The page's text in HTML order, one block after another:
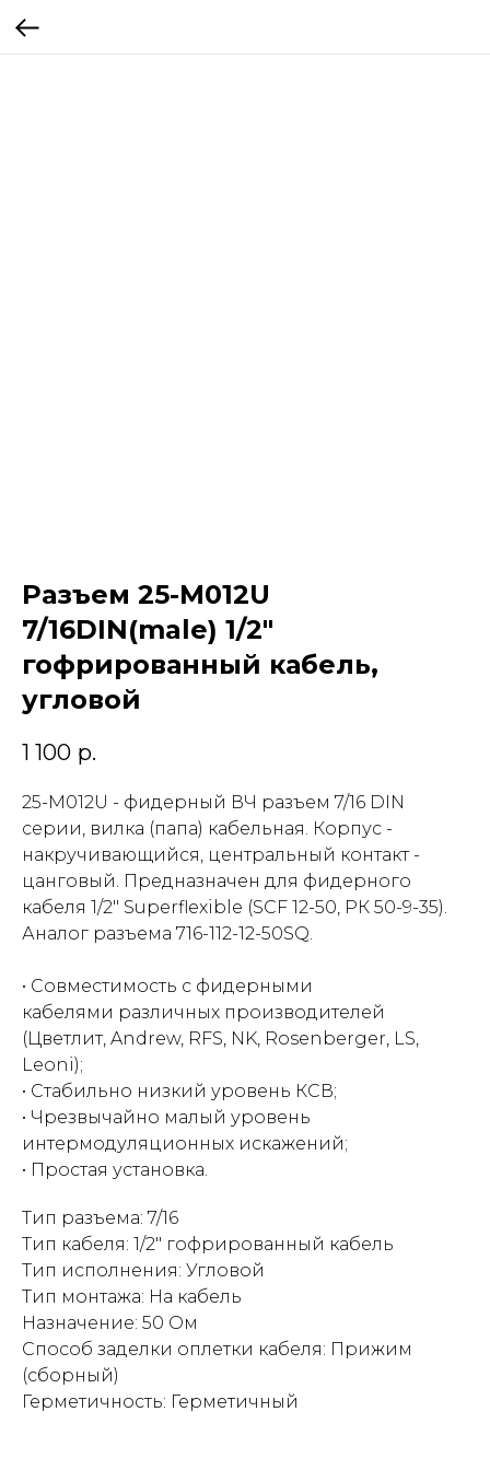
Разъем 25-M012U
7/16DIN(male) 1/2"
гофрированный кабель,
угловой
1 100 р.
25-M012U - фидерный ВЧ разъем 7/16 DIN
серии, вилка (папа) кабельная. Корпус -
накручивающийся, центральный контакт -
цанговый. Предназначен для фидерного
кабеля 1/2" Superflexible (SCF 12-50, РК 50-9-35).
Аналог разъема 716-112-12-50SQ.
• Совместимость с фидерными
кабелями различных производителей
(Цветлит, Andrew, RFS, NK, Rosenberger, LS,
Leoni);
• Стабильно низкий уровень КСВ;
• Чрезвычайно малый уровень
интермодуляционных искажений;
• Простая установка.
Тип разъема: 7/16
Тип кабеля: 1/2" гофрированный кабель
Тип исполнения: Угловой
Тип монтажа: На кабель
Назначение: 50 Ом
Способ заделки оплетки кабеля: Прижим
(сборный)
Герметичность: Герметичный